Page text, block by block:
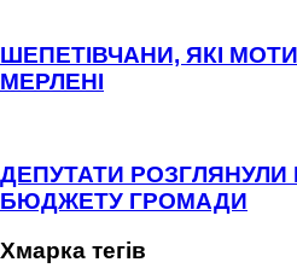
ШЕПЕТІВЧАНИ, ЯКІ
МЕРЛЕНІ
ДЕПУТАТИ
БЮДЖЕТУ ГРОМАДИ
Хмарка тегів